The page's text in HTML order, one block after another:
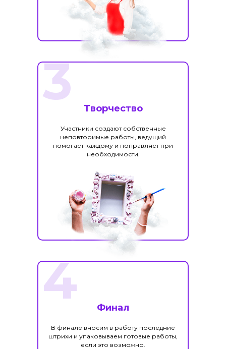
Творчество
Участники создают собственные
неповторимые работы, ведущий
помогает каждому и поправляет при
необходимости.
3
Финал
В финале вносим в работу последние
штрихи и упаковываем готовые работы,
если это возможно.
4